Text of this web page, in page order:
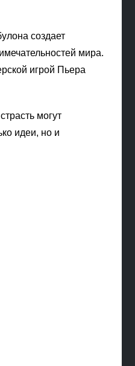
создает
мира.
игрой Пьера
могут
идеи, но и